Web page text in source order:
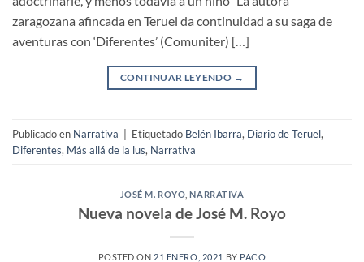
zaragozana afincada en Teruel da continuidad a su saga de
aventuras con ‘Diferentes’ (Comuniter) […]
CONTINUAR LEYENDO →
Publicado en Narrativa | Etiquetado Belén Ibarra, Diario de Teruel,
Diferentes, Más allá de la lus, Narrativa
JOSÉ M. ROYO ,NARRATIVA
Nueva novela de José M. Royo
POSTED ON 21 ENERO, 2021 BY PACO